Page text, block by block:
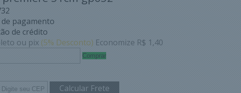
pagamento
de crédito
ou pix (5% Desconto) Economize R$ 1,40
Comprar